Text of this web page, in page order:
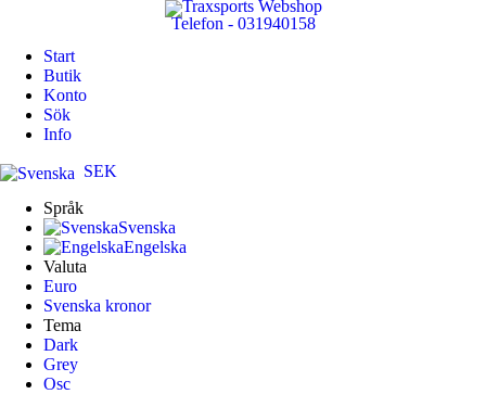
Telefon - 031940158
Start
Butik
Konto
Sök
Info
SEK
Språk
Svenska
Engelska
Valuta
Euro
Svenska kronor
Tema
Dark
Grey
Osc